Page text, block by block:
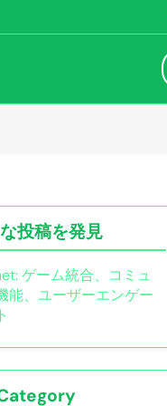
投稿を発見
ゲーム統合、コミュ
能、ユーザーエンゲー